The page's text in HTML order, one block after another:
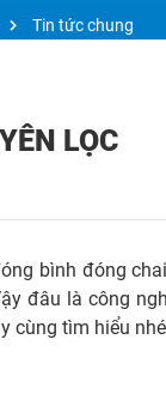
Tin tức chung
LỌC
bình đóng
đâu là công
cùng tìm hiểu